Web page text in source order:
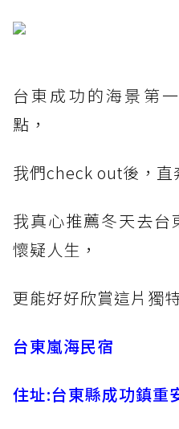
台東成功的海景第
點，
我們check out後，直
我真心推薦冬天去台
懷疑人生，
更能好好欣賞這片獨
台東嵐海民宿
住址:台東縣成功鎮重